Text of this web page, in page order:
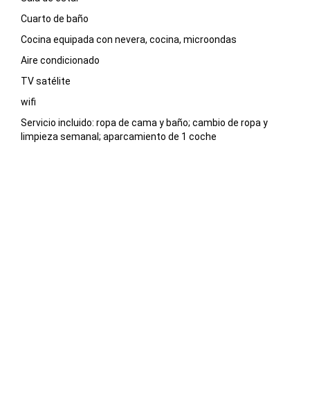
Cuarto de baño
Cocina equipada con nevera, cocina, microondas
Aire condicionado
TV satélite
wifi
Servicio incluido: ropa de cama y baño; cambio de ropa y
limpieza semanal; aparcamiento de 1 coche